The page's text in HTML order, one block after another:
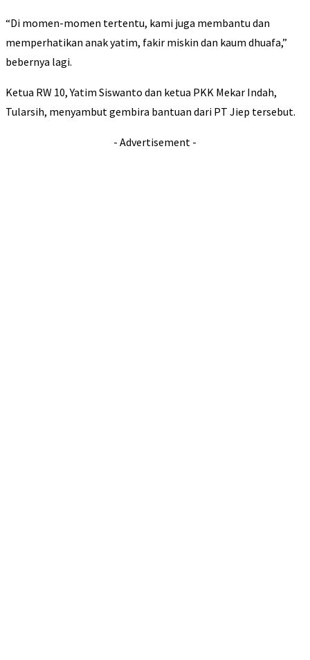
“Di momen-momen tertentu, kami juga membantu dan
memperhatikan anak yatim, fakir miskin dan kaum dhuafa,”
bebernya lagi.
Ketua RW 10, Yatim Siswanto dan ketua PKK Mekar Indah,
Tularsih, menyambut gembira bantuan dari PT Jiep tersebut.
- Advertisement -